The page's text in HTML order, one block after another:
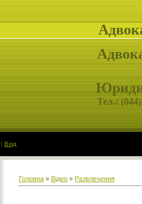
Тел.: (
| Вхід
Головна » Відео » Развлечения